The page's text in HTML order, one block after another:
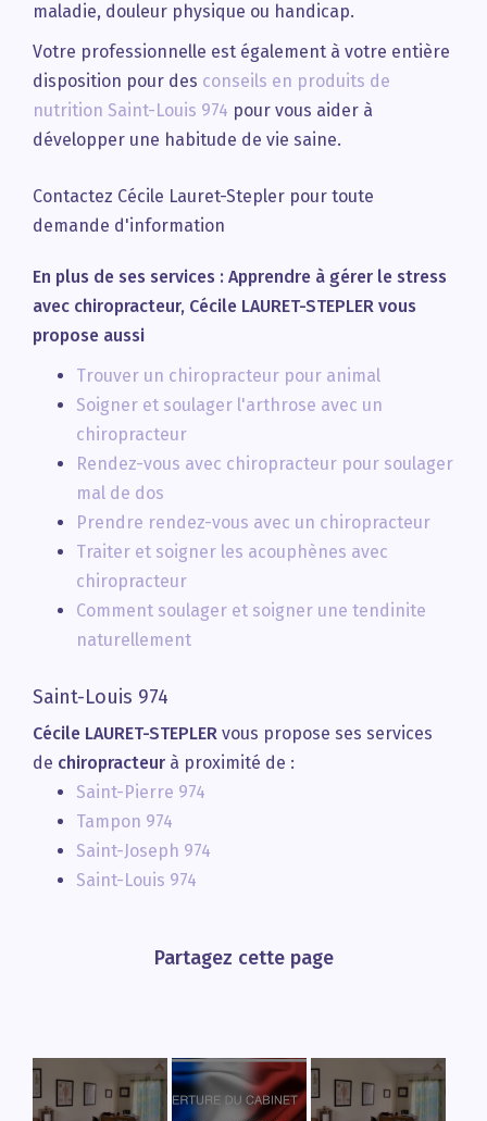
maladie, douleur physique ou handicap.
Votre professionnelle est également à votre entière
disposition pour des conseils en produits de
nutrition Saint-Louis 974 pour vous aider à
développer une habitude de vie saine.
Contactez Cécile Lauret-Stepler pour toute
demande d'information
En plus de ses services : Apprendre à gérer le stress
avec chiropracteur, Cécile LAURET-STEPLER vous
propose aussi
Trouver un chiropracteur pour animal
Soigner et soulager l'arthrose avec un
chiropracteur
Rendez-vous avec chiropracteur pour soulager
mal de dos
Prendre rendez-vous avec un chiropracteur
Traiter et soigner les acouphènes avec
chiropracteur
Comment soulager et soigner une tendinite
naturellement
Saint-Louis 974
Cécile LAURET-STEPLER vous propose ses services
de chiropracteur à proximité de :
Saint-Pierre 974
Tampon 974
Saint-Joseph 974
Saint-Louis 974